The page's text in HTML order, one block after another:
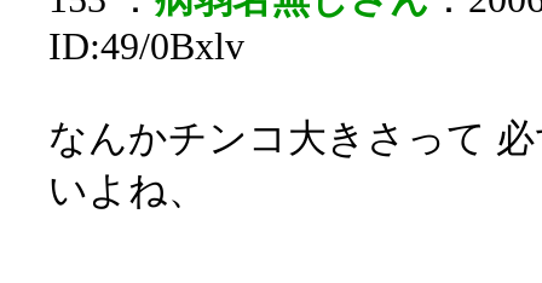
ID:49/0Bxlv
なんかチンコ大きさって
いよね、